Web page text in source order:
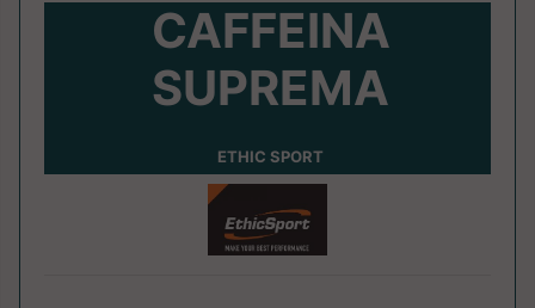
CAFFEINA
SUPREMA
ETHIC SPORT